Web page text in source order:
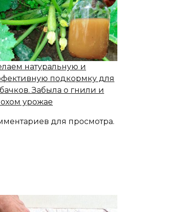
натуральную и
подкормку для
Забыла о гнили и
урожае
для просмотра.